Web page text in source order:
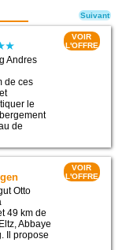
Andres
de ces
le
de
VOIR
L'OFFRE
Otto
49 km de
Abbaye
Il propose
VOIR
L'OFFRE
Suivant